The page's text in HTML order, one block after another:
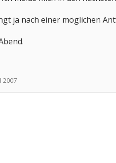
ja nach einer möglichen
2007